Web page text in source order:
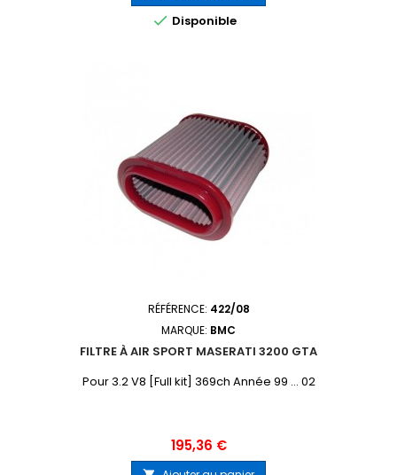
 Disponible
RÉFÉRENCE: 422/08
MARQUE: BMC
FILTRE À AIR SPORT MASERATI 3200 GTA
Pour 3.2 V8 [Full kit] 369ch Année 99 ... 02
Prix
195,36 €